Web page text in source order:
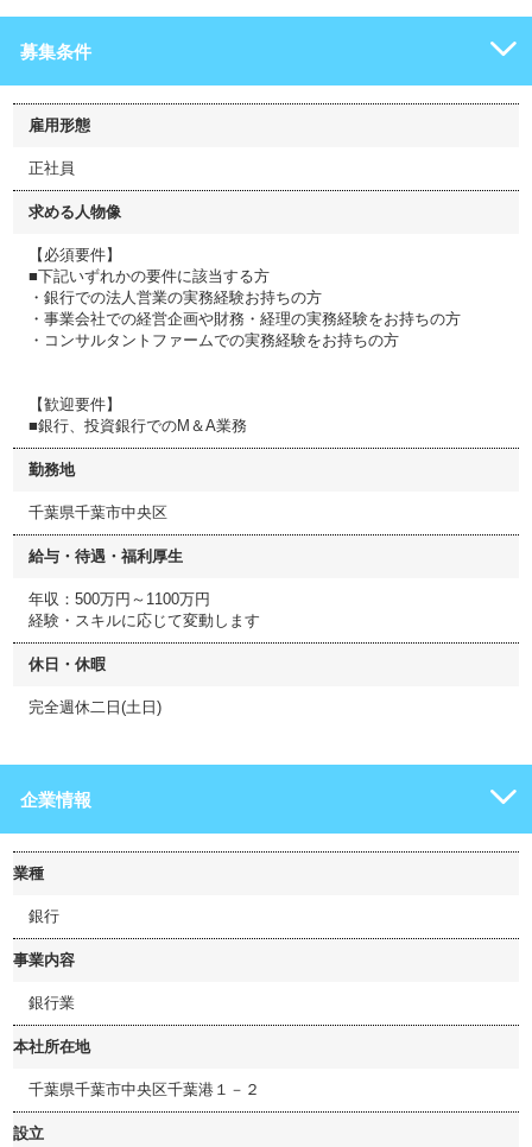
募集条件
雇用形態
正社員
求める人物像
【必須要件】
■下記いずれかの要件に該当する方
・銀行での法人営業の実務経験お持ちの方
・事業会社での経営企画や財務・経理の実務経験をお持ちの方
・コンサルタントファームでの実務経験をお持ちの方
【歓迎要件】
■銀行、投資銀行でのM＆A業務
勤務地
千葉県千葉市中央区
給与・待遇・福利厚生
年収：500万円～1100万円
経験・スキルに応じて変動します
休日・休暇
完全週休二日(土日)
企業情報
業種
銀行
事業内容
銀行業
本社所在地
千葉県千葉市中央区千葉港１－２
設立